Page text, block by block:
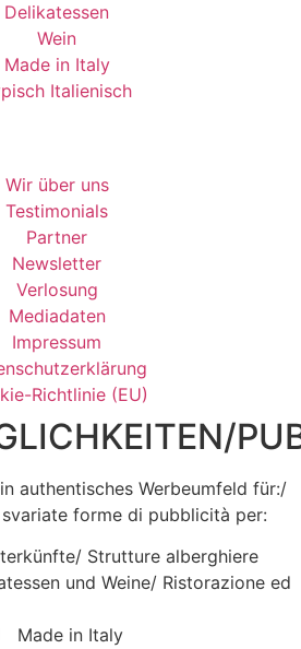
Delikatessen
Wein
Made in Italy
Italienisch
Wir über uns
Testimonials
Partner
Newsletter
Verlosung
Mediadaten
Impressum
Richtlinie (EU)
authentisches Werbeumfeld für:/
forme di pubblicità per:
Strutture alberghiere
und Weine/ Ristorazione ed
Made in Italy